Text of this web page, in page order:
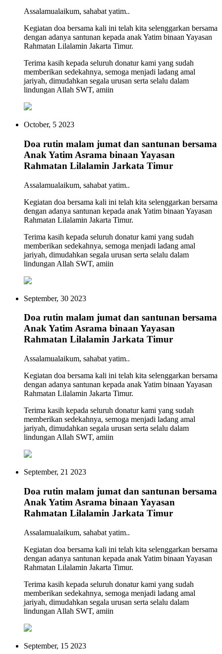
Assalamualaikum, sahabat yatim..
Kegiatan doa bersama kali ini telah kita selenggarkan bersama
dengan adanya santunan kepada anak Yatim binaan Yayasan
Rahmatan Lilalamin Jakarta Timur.
Terima kasih kepada seluruh donatur kami yang sudah
memberikan sedekahnya, semoga menjadi ladang amal
jariyah, dimudahkan segala urusan serta selalu dalam
lindungan Allah SWT, amiin
October, 5 2023
Doa rutin malam jumat dan santunan bersama
Anak Yatim Asrama binaan Yayasan
Rahmatan Lilalamin Jarkata Timur
Assalamualaikum, sahabat yatim..
Kegiatan doa bersama kali ini telah kita selenggarkan bersama
dengan adanya santunan kepada anak Yatim binaan Yayasan
Rahmatan Lilalamin Jakarta Timur.
Terima kasih kepada seluruh donatur kami yang sudah
memberikan sedekahnya, semoga menjadi ladang amal
jariyah, dimudahkan segala urusan serta selalu dalam
lindungan Allah SWT, amiin
September, 30 2023
Doa rutin malam jumat dan santunan bersama
Anak Yatim Asrama binaan Yayasan
Rahmatan Lilalamin Jarkata Timur
Assalamualaikum, sahabat yatim..
Kegiatan doa bersama kali ini telah kita selenggarkan bersama
dengan adanya santunan kepada anak Yatim binaan Yayasan
Rahmatan Lilalamin Jakarta Timur.
Terima kasih kepada seluruh donatur kami yang sudah
memberikan sedekahnya, semoga menjadi ladang amal
jariyah, dimudahkan segala urusan serta selalu dalam
lindungan Allah SWT, amiin
September, 21 2023
Doa rutin malam jumat dan santunan bersama
Anak Yatim Asrama binaan Yayasan
Rahmatan Lilalamin Jarkata Timur
Assalamualaikum, sahabat yatim..
Kegiatan doa bersama kali ini telah kita selenggarkan bersama
dengan adanya santunan kepada anak Yatim binaan Yayasan
Rahmatan Lilalamin Jakarta Timur.
Terima kasih kepada seluruh donatur kami yang sudah
memberikan sedekahnya, semoga menjadi ladang amal
jariyah, dimudahkan segala urusan serta selalu dalam
lindungan Allah SWT, amiin
September, 15 2023